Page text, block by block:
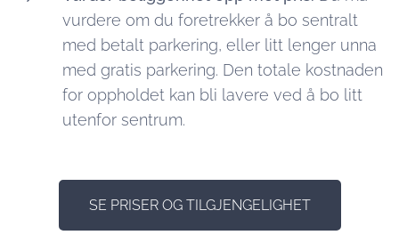
vurdere om du foretrekker å bo sentralt
med betalt parkering, eller litt lenger unna
med gratis parkering. Den totale kostnaden
for oppholdet kan bli lavere ved å bo litt
utenfor sentrum.
SE PRISER OG TILGJENGELIGHET